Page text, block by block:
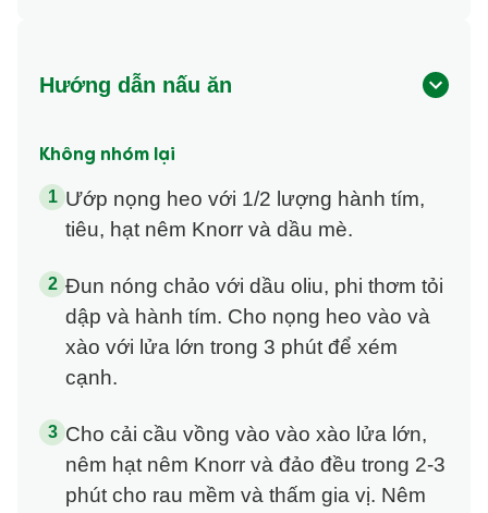
Hướng dẫn nấu ăn
Không nhóm lại
Ướp nọng heo với 1/2 lượng hành tím,
tiêu, hạt nêm Knorr và dầu mè.
Đun nóng chảo với dầu oliu, phi thơm tỏi
dập và hành tím. Cho nọng heo vào và
xào với lửa lớn trong 3 phút để xém
cạnh.
Cho cải cầu vồng vào vào xào lửa lớn,
nêm hạt nêm Knorr và đảo đều trong 2-3
phút cho rau mềm và thấm gia vị. Nêm